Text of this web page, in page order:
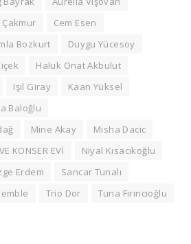
Çakmur
Cem Esen
Bozkurt
Duygu Yücesoy
Haluk Onat Akbulut
Işıl Giray
Kaan Yüksel
Baloğlu
Mine Akay
Misha Dacic
KONSER EVİ
Niyal Kısacıkoğlu
Erdem
Sancar Tunalı
Trio Dor
Tuna Fırıncıoğlu